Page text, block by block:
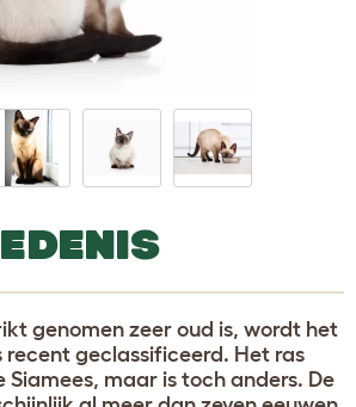
genomen zeer oud is, wordt het
recent geclassificeerd. Het ras
Siamees, maar is toch anders. De